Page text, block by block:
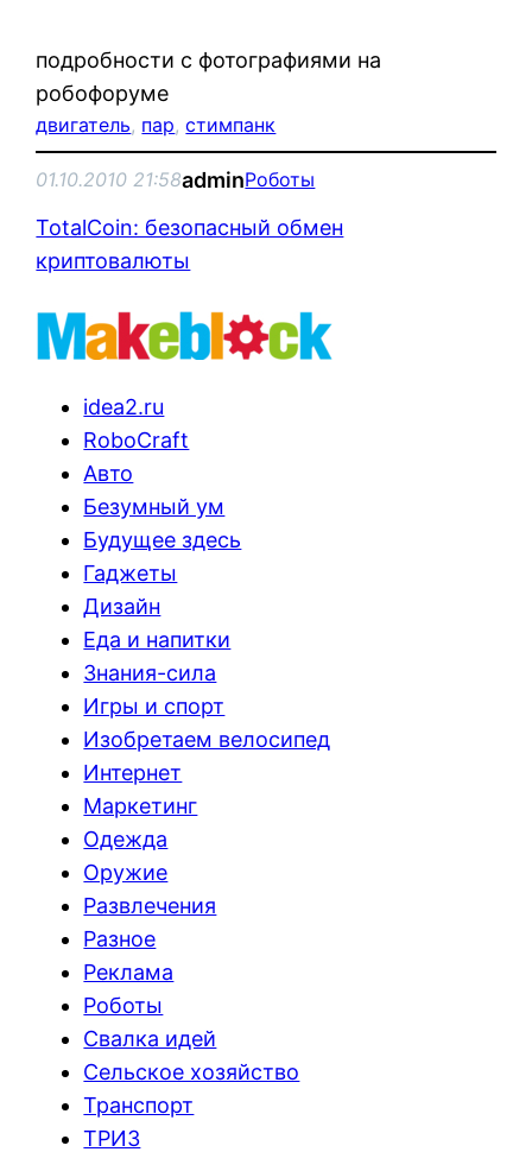
подробности с фотографиями на
робофоруме
двигатель, пар, стимпанк
01.10.2010 21:58adminРоботы
TotalCoin: безопасный обмен
криптовалюты
idea2.ru
RoboCraft
Авто
Безумный ум
Будущее здесь
Гаджеты
Дизайн
Еда и напитки
Знания-сила
Игры и спорт
Изобретаем велосипед
Интернет
Маркетинг
Одежда
Оружие
Развлечения
Разное
Реклама
Роботы
Свалка идей
Сельское хозяйство
Транспорт
ТРИЗ